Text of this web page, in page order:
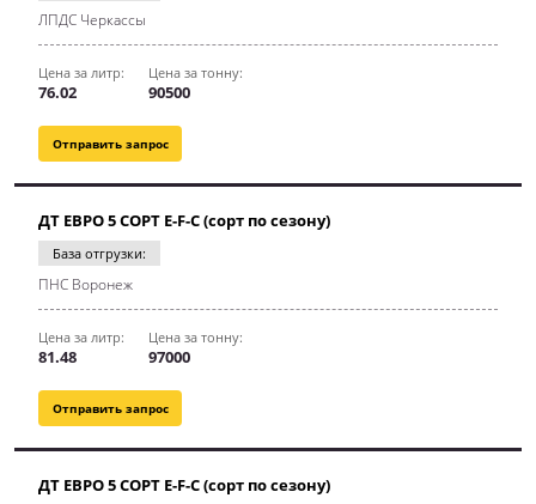
Отправить запрос
ЛПДС Черкассы
Цена за литр:
76.02
Цена за тонну:
90500
Отправить запрос
ДТ ЕВРО 5 СОРТ E-F-C (сорт по сезону)
База отгрузки:
ПНС Воронеж
Цена за литр:
81.48
Цена за тонну:
97000
ДТ ЕВРО 5 СОРТ E-F-C (сорт по сезону)